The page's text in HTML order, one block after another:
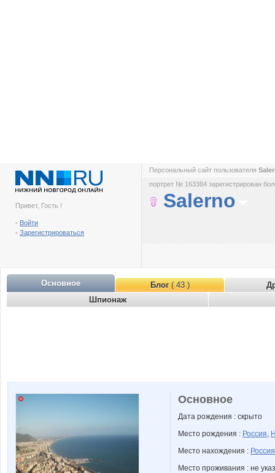
Привет, Гость !
- Войти
- Зарегистрироваться
Персональный сайт пользователя
портрет № 163384 зарегистрирован
Salerno
Основное Блог( 43 )
Шпионаж
Основное
Дата рождения : скрыто
Место рождения : Россия,
Место нахождения : Россия
Место проживания : не